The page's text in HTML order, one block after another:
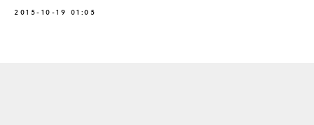
2015-10-19 01:05